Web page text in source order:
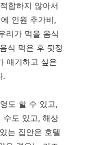
합하지 않아서
인원 추가비,
리가 먹을 음식
식 먹은 후 뒷정
얘기하고 싶은
.
도 할 수 있고,
수도 있고, 해상
는 집안은 호텔